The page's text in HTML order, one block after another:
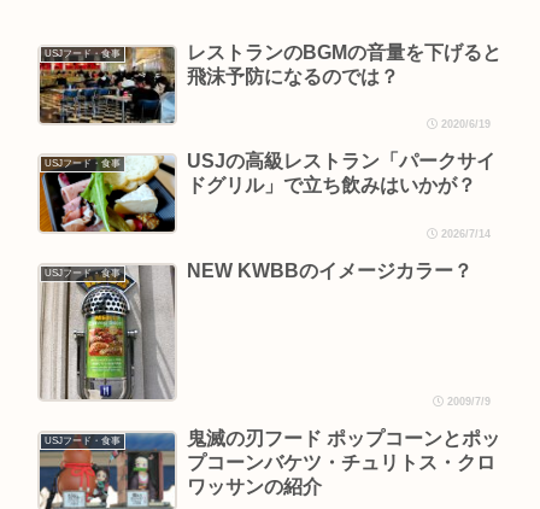
USJフード・食事
レストランのBGMの音量を下げると
飛沫予防になるのでは？
2020/6/19
USJフード・食事
USJの高級レストラン「パークサイ
ドグリル」で立ち飲みはいかが？
2026/7/14
USJフード・食事 NEW KWBBのイメージカラー？
2009/7/9
USJフード・食事
鬼滅の刃フード ポップコーンとポッ
プコーンバケツ・チュリトス・クロ
ワッサンの紹介